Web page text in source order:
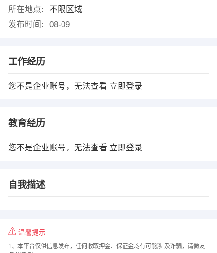
所在地点:
不限区域
发布时间:
08-09
工作经历
您不是企业账号，无法查看 立即登录
教育经历
您不是企业账号，无法查看 立即登录
自我描述
温馨提示
1、本平台仅供信息发布，任何收取押金、保证金均有可能涉 及诈骗，请微友